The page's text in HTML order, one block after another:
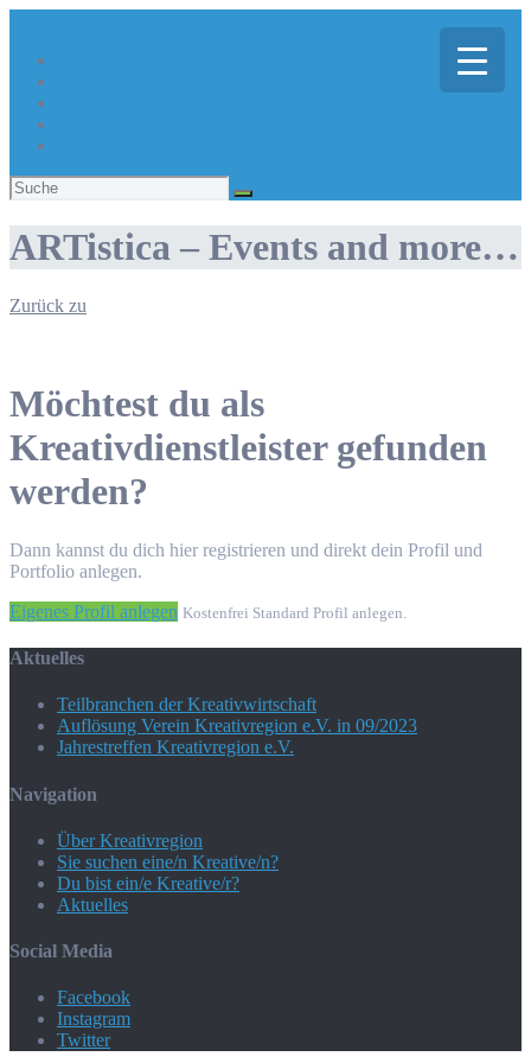
Suchen
nach:
ARTistica – Events and more…
Zurück zu
Möchtest du als
Kreativdienstleister gefunden
werden?
Dann kannst du dich hier registrieren und direkt dein Profil und
Portfolio anlegen.
Eigenes Profil anlegen Kostenfrei Standard Profil anlegen.
Aktuelles
Teilbranchen der Kreativwirtschaft
Auflösung Verein Kreativregion e.V. in 09/2023
Jahrestreffen Kreativregion e.V.
Navigation
Über Kreativregion
Sie suchen eine/n Kreative/n?
Du bist ein/e Kreative/r?
Aktuelles
Social Media
Facebook
Instagram
Twitter